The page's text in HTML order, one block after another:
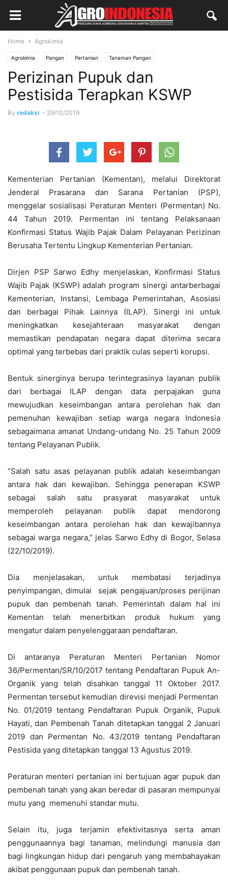
Home Agrokimia
Agrokimia Pangan Pertanian Tanaman Pangan
Perizinan Pupuk dan
Pestisida Terapkan KSWP
By redaksi - 29/10/2019
Kementerian Pertanian (Kementan), melalui Direktorat
Jenderal Prasarana dan Sarana Pertanian (PSP),
menggelar sosialisasi Peraturan Menteri (Permentan) No.
44 Tahun 2019. Permentan ini tentang Pelaksanaan
Konfirmasi Status Wajib Pajak Dalam Pelayanan Perizinan
Berusaha Tertentu Lingkup Kementerian Pertanian.
Dirjen PSP Sarwo Edhy menjelaskan, Konfirmasi Status
Wajib Pajak (KSWP) adalah program sinergi antarberbagai
Kementerian, Instansi, Lembaga Pemerintahan, Asosiasi
dan berbagai Pihak Lainnya (ILAP). Sinergi ini untuk
meningkatkan kesejahteraan masyarakat dengan
memastikan pendapatan negara dapat diterima secara
optimal yang terbebas dari praktik culas seperti korupsi.
Bentuk sinerginya berupa terintegrasinya layanan publik
dari berbagai ILAP dengan data perpajakan guna
mewujudkan keseimbangan antara perolehan hak dan
pemenuhan kewajiban setiap warga negara Indonesia
sebagaimana amanat Undang-undang No. 25 Tahun 2009
tentang Pelayanan Publik.
“Salah satu asas pelayanan publik adalah keseimbangan
antara hak dan kewajiban. Sehingga penerapan KSWP
sebagai salah satu prasyarat masyarakat untuk
memperoleh pelayanan publik dapat mendorong
keseimbangan antara perolehan hak dan kewajibannya
sebagai warga negara,” jelas Sarwo Edhy di Bogor, Selasa
(22/10/2019).
Dia menjelasakan, untuk membatasi terjadinya
penyimpangan, dimulai sejak pengajuan/proses perijinan
pupuk dan pembenah tanah. Pemerintah dalam hal ini
Kementan telah menerbitkan produk hukum yang
mengatur dalam penyelenggaraan pendaftaran.
Di antaranya Peraturan Menteri Pertanian Nomor
36/Permentan/SR/10/2017 tentang Pendaftaran Pupuk An-
Organik yang telah disahkan tanggal 11 Oktober 2017.
Permentan tersebut kemudian direvisi menjadi Permentan
No. 01/2019 tentang Pendaftaran Pupuk Organik, Pupuk
Hayati, dan Pembenah Tanah ditetapkan tanggal 2 Januari
2019 dan Permentan No. 43/2019 tentang Pendaftaran
Pestisida yang ditetapkan tanggal 13 Agustus 2019.
Peraturan menteri pertanian ini bertujuan agar pupuk dan
pembenah tanah yang akan beredar di pasaran mempunyai
mutu yang memenuhi standar mutu.
Selain itu, juga terjamin efektivitasnya serta aman
penggunaannya bagi tanaman, melindungi manusia dan
bagi lingkungan hidup dari pengaruh yang membahayakan
akibat penggunaan pupuk dan pembenah tanah.